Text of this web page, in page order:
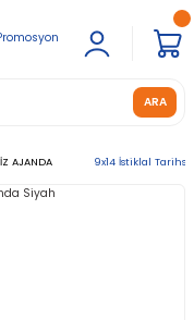
ARA
AJANDA 9x14 İstiklal